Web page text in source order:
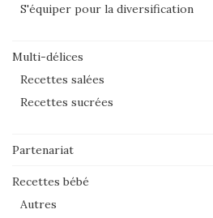
S'équiper pour la diversification
Multi-délices
Recettes salées
Recettes sucrées
Partenariat
Recettes bébé
Autres